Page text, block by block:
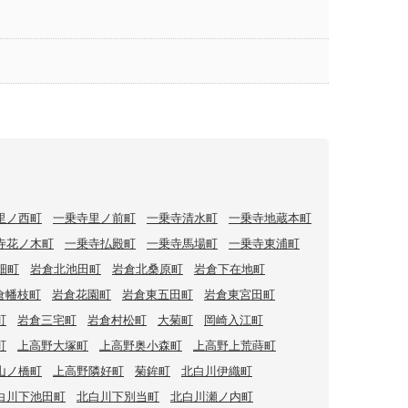
ノ西町 一乗寺里ノ前町 一乗寺清水町
一乗寺地蔵本町
花ノ木町 一乗寺払殿町 一乗寺馬場町
一乗寺東浦町
町 岩倉北池田町 岩倉北桑原町
岩倉下在地町
幡枝町 岩倉花園町 岩倉東五田町
岩倉東宮田町
岩倉三宅町 岩倉村松町 大菊町
岡崎入江町
上高野大塚町 上高野奥小森町
上高野上荒蒔町
ノ橋町 上高野隣好町 菊鉾町
北白川伊織町
川下池田町 北白川下別当町 北白川瀬ノ内町